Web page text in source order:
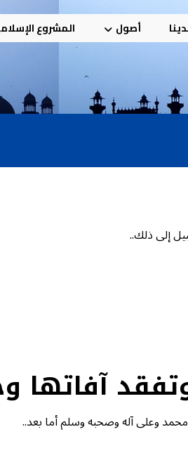
أصول المشروع
إلى ذلك..
آفاتها
وعلى آله وصحبه وسلم أما بعد..